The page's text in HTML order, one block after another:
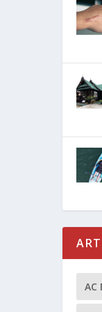
AC